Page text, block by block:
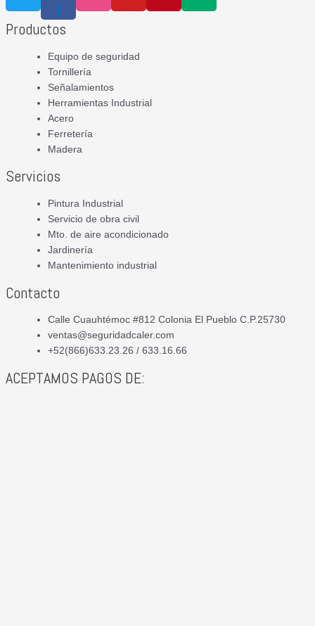
f
Productos
Equipo de seguridad
Tornillería
Señalamientos
Herramientas Industrial
Acero
Ferretería
Madera
Servicios
Pintura Industrial
Servicio de obra civil
Mto. de aire acondicionado
Jardinería
Mantenimiento industrial
Contacto
Calle Cuauhtémoc #812 Colonia El Pueblo C.P.25730
ventas@seguridadcaler.com
+52(866)633.23.26 / 633.16.66
ACEPTAMOS PAGOS DE: